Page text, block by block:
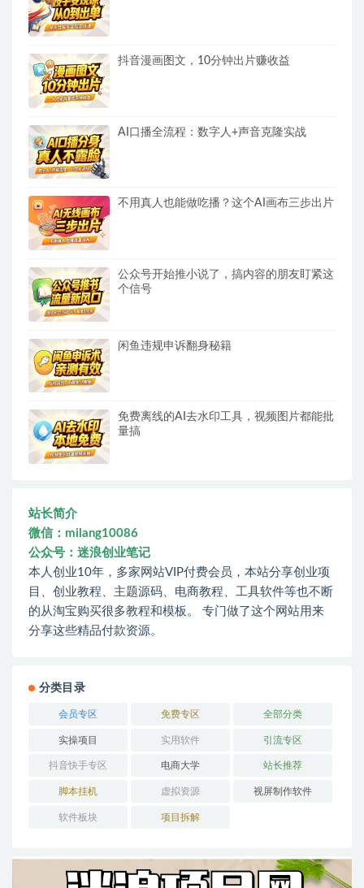
抖音漫画图文，10分钟出片赚收益
AI口播全流程：数字人+声音克隆实战
不用真人也能做吃播？这个AI画布三步出片
公众号开始推小说了，搞内容的朋友盯紧这
个信号
闲鱼违规申诉翻身秘籍
免费离线的AI去水印工具，视频图片都能批
量搞
站长简介
微信：milang10086
公众号：迷浪创业笔记
本人创业10年，多家网站VIP付费会员，本站分享创业项
目、创业教程、主题源码、电商教程、工具软件等也不断
的从淘宝购买很多教程和模板。 专门做了这个网站用来
分享这些精品付款资源。
分类目录
会员专区 免费专区 全部分类
实操项目 实用软件 引流专区
抖音快手专区 电商大学 站长推荐
脚本挂机 虚拟资源 视屏制作软件
软件板块 项目拆解